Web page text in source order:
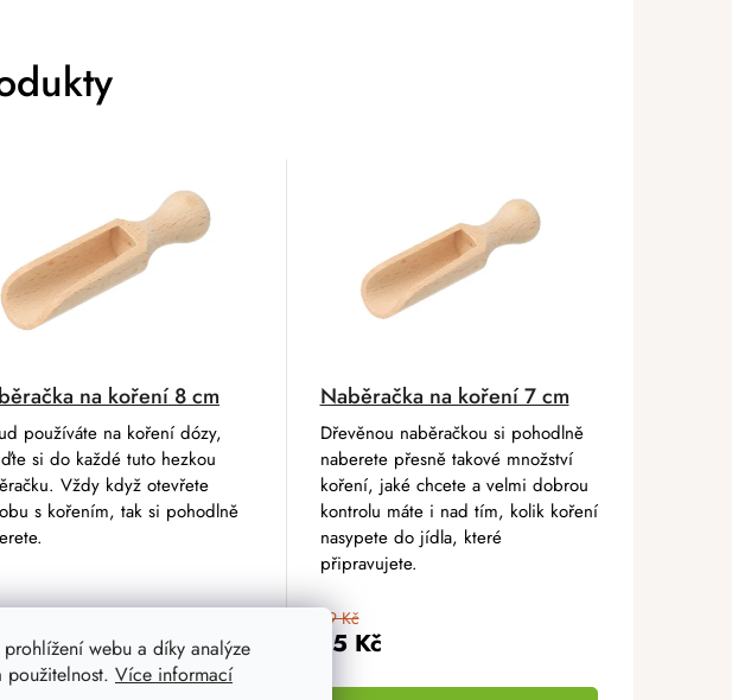
webu a díky analýze
použitelnost. Více informací
na koření 8 cm
používáte na koření dózy,
si do každé tuto hezkou
Vždy když otevřete
s kořením, tak si pohodlně
Naběračka na koření 7 cm
15 Kč
19 Kč
Dřevěnou naběračkou si pohodlně
naberete přesně takové množství
koření, jaké chcete a velmi dobrou
kontrolu máte i nad tím, kolik koření
nasypete do jídla, které
připravujete.